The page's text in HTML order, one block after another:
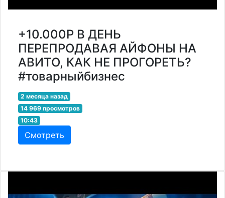
+10.000Р В ДЕНЬ
ПЕРЕПРОДАВАЯ АЙФОНЫ НА
АВИТО, КАК НЕ ПРОГОРЕТЬ?
#товарныйбизнес
2 месяца назад
14 969 просмотров
10:43
Смотреть